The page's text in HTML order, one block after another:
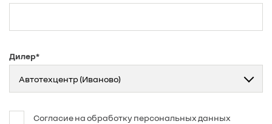
Дилер*
Автотехцентр (Иваново)
Согласие на обработку персональных данных